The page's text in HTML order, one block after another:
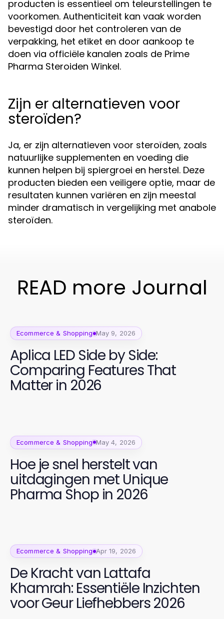
producten is essentieel om teleurstellingen te
voorkomen. Authenticiteit kan vaak worden
bevestigd door het controleren van de
verpakking, het etiket en door aankoop te
doen via officiële kanalen zoals de Prime
Pharma Steroiden Winkel.
Zijn er alternatieven voor
steroïden?
Ja, er zijn alternatieven voor steroïden, zoals
natuurlijke supplementen en voeding die
kunnen helpen bij spiergroei en herstel. Deze
producten bieden een veiligere optie, maar de
resultaten kunnen variëren en zijn meestal
minder dramatisch in vergelijking met anabole
steroïden.
READ more Journal
Ecommerce & Shopping May 9, 2026
Aplica LED Side by Side:
Comparing Features That
Matter in 2026
Ecommerce & Shopping May 4, 2026
Hoe je snel herstelt van
uitdagingen met Unique
Pharma Shop in 2026
Ecommerce & Shopping Apr 19, 2026
De Kracht van Lattafa
Khamrah: Essentiële Inzichten
voor Geur Liefhebbers 2026